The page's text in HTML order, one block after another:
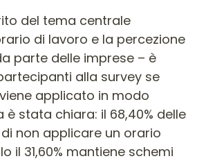
del tema centrale
di lavoro e la percezione
parte delle imprese – è
alla survey se
applicato in modo
è stata chiara: il 68,40% delle
non applicare un orario
il 31,60% mantiene schemi